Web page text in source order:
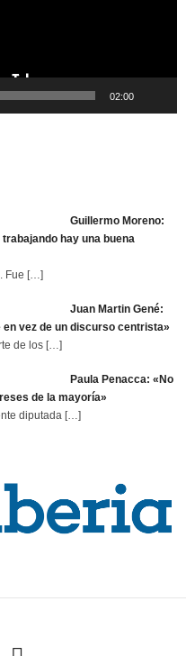
02:00
Guillermo Moreno:
hay una buena
Fue […]
Juan Martin Gené:
vez de un discurso centrista»
de los […]
Paula Penacca: «No
de la mayoría»
diputada […]